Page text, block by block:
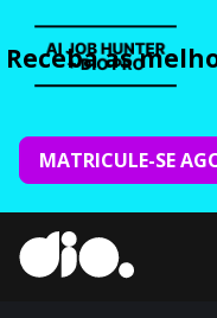
Receba as
MATRICULE-SE